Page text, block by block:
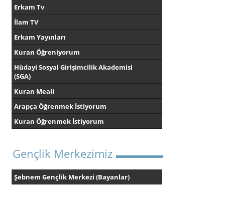
Erkam Tv
İlam TV
Erkam Yayınları
Kuran Öğreniyorum
Hüdayi Sosyal Girişimcilik Akademisi
(SGA)
Kuran Meali
Arapça Öğrenmek İstiyorum
Kuran Öğrenmek İstiyorum
Gençlik Merkezimiz
Şebnem Gençlik Merkezi (Bayanlar)